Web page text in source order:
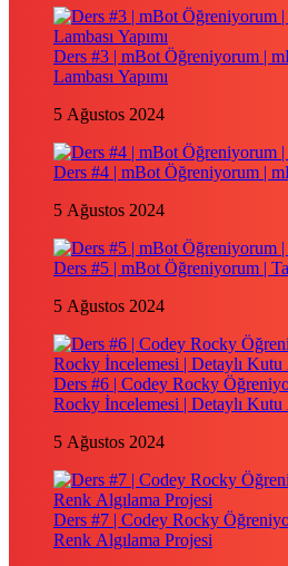
Ders #3 | mBot Öğreniyorum |
Lambası Yapımı
5 Ağustos 2024
Ders #4 | mBot Öğreniyorum |
5 Ağustos 2024
Ders #5 | mBot Öğreniyorum |
5 Ağustos 2024
Ders #6 | Codey Rocky
Rocky İncelemesi | Detaylı Kutu
5 Ağustos 2024
Ders #7 | Codey Rocky
Renk Algılama Projesi